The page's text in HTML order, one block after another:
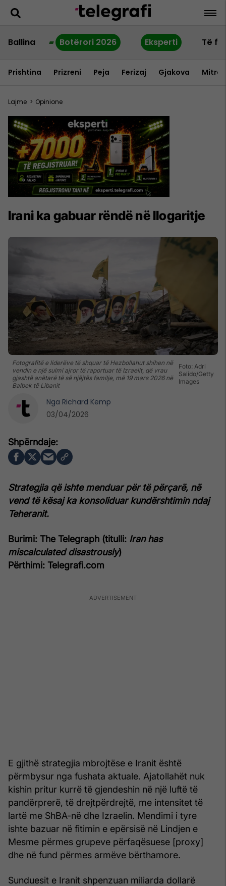
Ballina Botërori 2026 Eksperti Të
Prishtina Prizreni Peja Ferizaj Gjakova
Lajme > Opinione
Irani ka gabuar rëndë në llogaritje
Fotografitë e liderëve të shquar të Hezbollahut shihen në
vendin e një sulmi ajror të raportuar të Izraelit, që vrau
gjashtë anëtarë të së njëjtës familje, më 19 mars 2026 në
Balbek të Libanit
Foto: Adri
Salido/Getty
Images
Strategjia që ishte menduar për të përçarë, në
vend të kësaj ka konsoliduar kundërshtimin ndaj
Teheranit.
Burimi: The Telegraph (titulli: Iran has
miscalculated disastrously)
Përthimi: Telegrafi.com
E gjithë strategjia mbrojtëse e Iranit është
përmbysur nga fushata aktuale. Ajatollahët nuk
kishin pritur kurrë të gjendeshin në një luftë të
pandërprerë, të drejtpërdrejtë, me intensitet të
lartë me ShBA-në dhe Izraelin. Mendimi i tyre
ishte bazuar në fitimin e epërsisë në Lindjen e
Mesme përmes grupeve përfaqësuese [proxy]
dhe në fund përmes armëve bërthamore.
Sunduesit e Iranit shpenzuan miliarda dollarë
Nga Richard Kemp
03/04/2026